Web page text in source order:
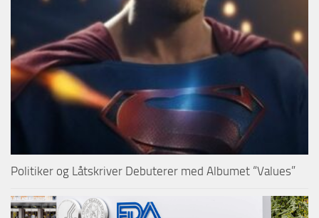
Politiker og Låtskriver Debuterer med Albumet “Values”